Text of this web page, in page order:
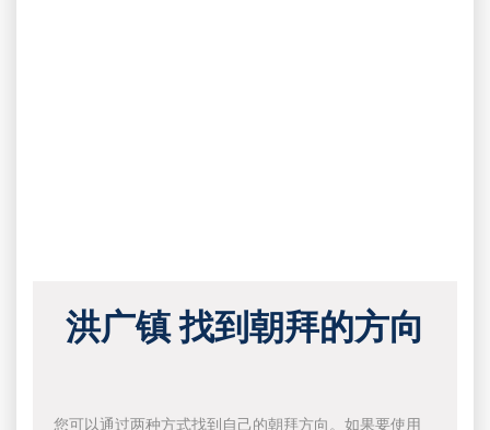
洪广镇 找到朝拜的方向
您可以通过两种方式找到自己的朝拜方向。如果要使用